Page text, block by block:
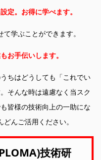
定。お得に学べます。
学ぶことができます。
お手伝いします。
ちはどうしても「これでい
そんな時は遠慮なく当スク
皆様の技術向上の一助にな
んご活用ください。
技術研